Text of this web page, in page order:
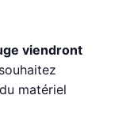
viendront
matériel